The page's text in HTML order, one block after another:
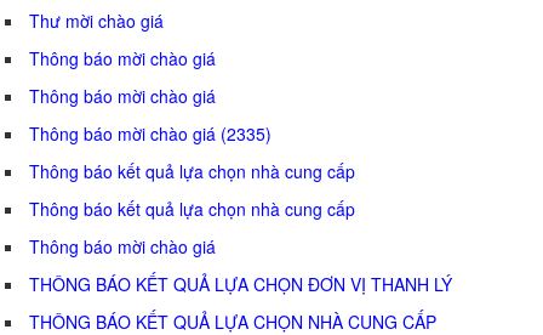
Thư mời chào giá
Thông báo mời chào giá
Thông báo mời chào giá
Thông báo mời chào giá (2335)
Thông báo kết quả lựa chọn nhà cung cấp
Thông báo kết quả lựa chọn nhà cung cấp
Thông báo mời chào giá
THÔNG BÁO KẾT QUẢ LỰA CHỌN ĐƠN VỊ THANH LÝ
THÔNG BÁO KẾT QUẢ LỰA CHỌN NHÀ CUNG CẤP